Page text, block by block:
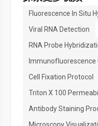
Fluorescence In Situ
Viral RNA Detection
RNA Probe
Immunofluorescence
Cell Fixation Protocol
Triton X 100
Antibody Staining